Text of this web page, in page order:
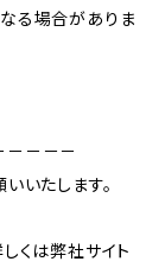
る場合がありま
－－－
いたします。
くは弊社サイト